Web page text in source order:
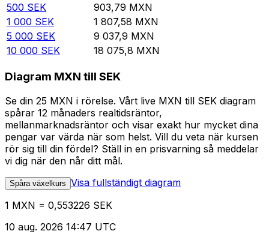
500 SEK 903,79 MXN
1 000 SEK 1 807,58 MXN
5 000 SEK 9 037,9 MXN
10 000 SEK 18 075,8 MXN
Diagram MXN till SEK
Se din 25 MXN i rörelse. Vårt live MXN till SEK diagram
spårar 12 månaders realtidsräntor,
mellanmarknadsräntor och visar exakt hur mycket dina
pengar var värda när som helst. Vill du veta när kursen
rör sig till din fördel? Ställ in en prisvarning så meddelar
vi dig när den når ditt mål.
Spåra växelkurs Visa fullständigt diagram
1 MXN = 0,553226 SEK
10 aug. 2026 14:47 UTC